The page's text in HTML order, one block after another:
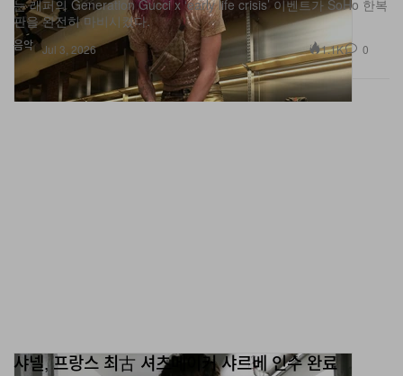
음악
는 래퍼의 Generation Gucci x ‘early life crisis’ 이벤트가 SoHo 한복
판을 완전히 마비시켰다.
Jul 3, 2026 1.1K 0
샤넬, 프랑스 최古 셔츠메이커 샤르베 인수 완료